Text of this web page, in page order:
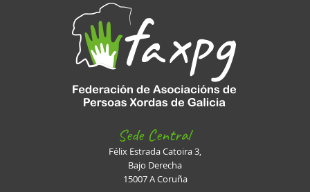
Sede Central
Félix Estrada Catoira 3,
Bajo Derecha
15007 A Coruña